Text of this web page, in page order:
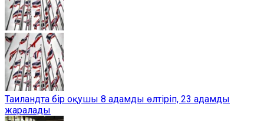
Таиландта бір оқушы 8 адамды өлтіріп, 23 адамды
жаралады